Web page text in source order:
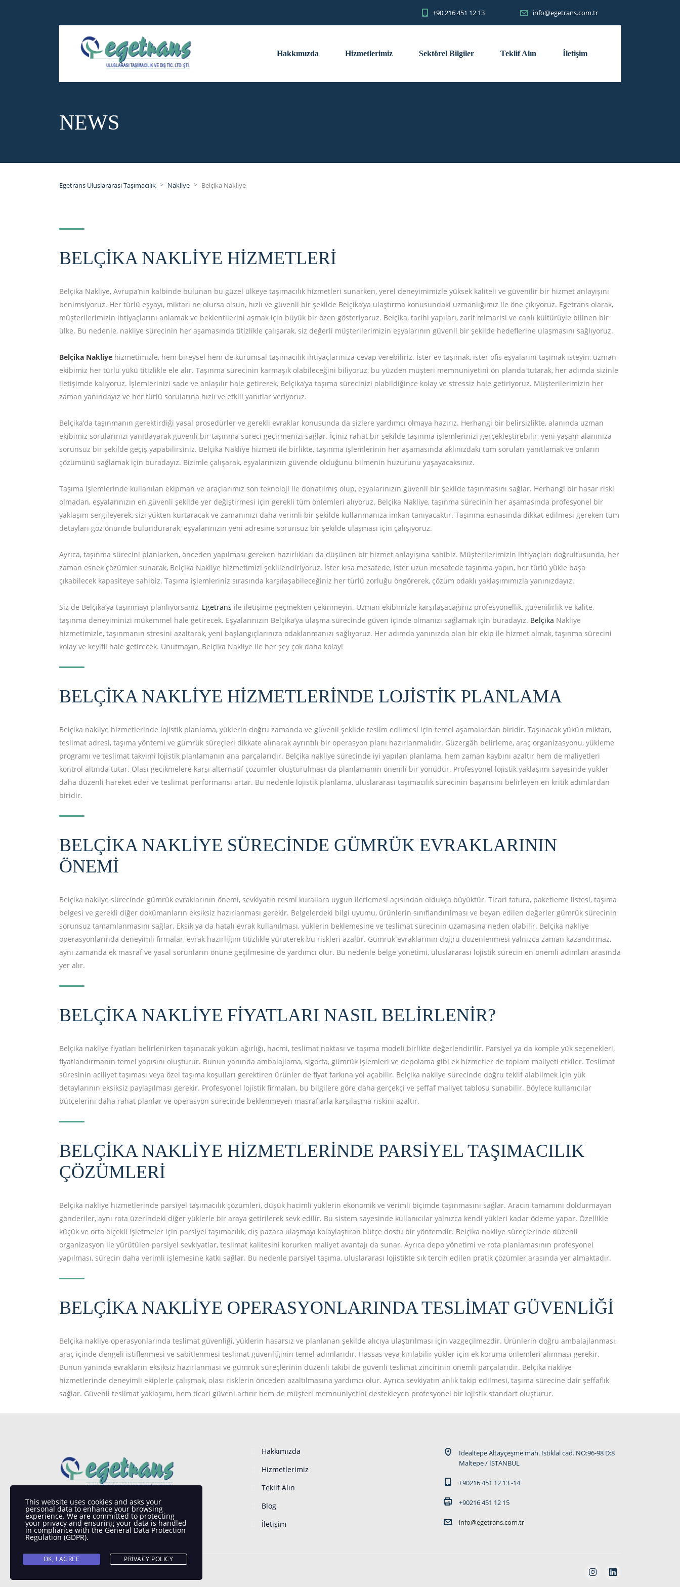
+90 216 451 12 13 info@egetrans.com.tr
Hakkımızda Hizmetlerimiz Sektörel Bilgiler Teklif Alın İletişim
NEWS
Egetrans Uluslararası Taşımacılık > Nakliye > Belçika Nakliye
BELÇIKA NAKLIYE HIZMETLERI
Belçika Nakliye, Avrupa’nın kalbinde bulunan bu güzel ülkeye taşımacılık hizmetleri sunarken, yerel deneyimimizle yüksek kaliteli ve güvenilir bir hizmet anlayışını
benimsiyoruz. Her türlü eşyayı, miktarı ne olursa olsun, hızlı ve güvenli bir şekilde Belçika’ya ulaştırma konusundaki uzmanlığımız ile öne çıkıyoruz. Egetrans olarak,
müşterilerimizin ihtiyaçlarını anlamak ve beklentilerini aşmak için büyük bir özen gösteriyoruz. Belçika, tarihi yapıları, zarif mimarisi ve canlı kültürüyle bilinen bir
ülke. Bu nedenle, nakliye sürecinin her aşamasında titizlikle çalışarak, siz değerli müşterilerimizin eşyalarının güvenli bir şekilde hedeflerine ulaşmasını sağlıyoruz.
Belçika Nakliye hizmetimizle, hem bireysel hem de kurumsal taşımacılık ihtiyaçlarınıza cevap verebiliriz. İster ev taşımak, ister ofis eşyalarını taşımak isteyin, uzman
ekibimiz her türlü yükü titizlikle ele alır. Taşınma sürecinin karmaşık olabileceğini biliyoruz, bu yüzden müşteri memnuniyetini ön planda tutarak, her adımda sizinle
iletişimde kalıyoruz. İşlemlerinizi sade ve anlaşılır hale getirerek, Belçika’ya taşıma sürecinizi olabildiğince kolay ve stressiz hale getiriyoruz. Müşterilerimizin her
zaman yanındayız ve her türlü sorularına hızlı ve etkili yanıtlar veriyoruz.
Belçika’da taşınmanın gerektirdiği yasal prosedürler ve gerekli evraklar konusunda da sizlere yardımcı olmaya hazırız. Herhangi bir belirsizlikte, alanında uzman
ekibimiz sorularınızı yanıtlayarak güvenli bir taşınma süreci geçirmenizi sağlar. İçiniz rahat bir şekilde taşınma işlemlerinizi gerçekleştirebilir, yeni yaşam alanınıza
sorunsuz bir şekilde geçiş yapabilirsiniz. Belçika Nakliye hizmeti ile birlikte, taşınma işlemlerinin her aşamasında aklınızdaki tüm soruları yanıtlamak ve onların
çözümünü sağlamak için buradayız. Bizimle çalışarak, eşyalarınızın güvende olduğunu bilmenin huzurunu yaşayacaksınız.
Taşıma işlemlerinde kullanılan ekipman ve araçlarımız son teknoloji ile donatılmış olup, eşyalarınızın güvenli bir şekilde taşınmasını sağlar. Herhangi bir hasar riski
olmadan, eşyalarınızın en güvenli şekilde yer değiştirmesi için gerekli tüm önlemleri alıyoruz. Belçika Nakliye, taşınma sürecinin her aşamasında profesyonel bir
yaklaşım sergileyerek, sizi yükten kurtaracak ve zamanınızı daha verimli bir şekilde kullanmanıza imkan tanıyacaktır. Taşınma esnasında dikkat edilmesi gereken tüm
detayları göz önünde bulundurarak, eşyalarınızın yeni adresine sorunsuz bir şekilde ulaşması için çalışıyoruz.
Ayrıca, taşınma sürecini planlarken, önceden yapılması gereken hazırlıkları da düşünen bir hizmet anlayışına sahibiz. Müşterilerimizin ihtiyaçları doğrultusunda, her
zaman esnek çözümler sunarak, Belçika Nakliye hizmetimizi şekillendiriyoruz. İster kısa mesafede, ister uzun mesafede taşınma yapın, her türlü yükle başa
çıkabilecek kapasiteye sahibiz. Taşıma işlemleriniz sırasında karşılaşabileceğiniz her türlü zorluğu öngörerek, çözüm odaklı yaklaşımımızla yanınızdayız.
Siz de Belçika’ya taşınmayı planlıyorsanız, Egetrans ile iletişime geçmekten çekinmeyin. Uzman ekibimizle karşılaşacağınız profesyonellik, güvenilirlik ve kalite,
taşınma deneyiminizi mükemmel hale getirecek. Eşyalarınızın Belçika’ya ulaşma sürecinde güven içinde olmanızı sağlamak için buradayız. Belçika Nakliye
hizmetimizle, taşınmanın stresini azaltarak, yeni başlangıçlarınıza odaklanmanızı sağlıyoruz. Her adımda yanınızda olan bir ekip ile hizmet almak, taşınma sürecini
kolay ve keyifli hale getirecek. Unutmayın, Belçika Nakliye ile her şey çok daha kolay!
BELÇIKA NAKLIYE HIZMETLERINDE LOJISTIK PLANLAMA
Belçika nakliye hizmetlerinde lojistik planlama, yüklerin doğru zamanda ve güvenli şekilde teslim edilmesi için temel aşamalardan biridir. Taşınacak yükün miktarı,
teslimat adresi, taşıma yöntemi ve gümrük süreçleri dikkate alınarak ayrıntılı bir operasyon planı hazırlanmalıdır. Güzergâh belirleme, araç organizasyonu, yükleme
programı ve teslimat takvimi lojistik planlamanın ana parçalarıdır. Belçika nakliye sürecinde iyi yapılan planlama, hem zaman kaybını azaltır hem de maliyetleri
kontrol altında tutar. Olası gecikmelere karşı alternatif çözümler oluşturulması da planlamanın önemli bir yönüdür. Profesyonel lojistik yaklaşımı sayesinde yükler
daha düzenli hareket eder ve teslimat performansı artar. Bu nedenle lojistik planlama, uluslararası taşımacılık sürecinin başarısını belirleyen en kritik adımlardan
biridir.
BELÇIKA NAKLIYE SÜRECINDE GÜMRÜK EVRAKLARININ
ÖNEMI
Belçika nakliye sürecinde gümrük evraklarının önemi, sevkiyatın resmi kurallara uygun ilerlemesi açısından oldukça büyüktür. Ticari fatura, paketleme listesi, taşıma
belgesi ve gerekli diğer dokümanların eksiksiz hazırlanması gerekir. Belgelerdeki bilgi uyumu, ürünlerin sınıflandırılması ve beyan edilen değerler gümrük sürecinin
sorunsuz tamamlanmasını sağlar. Eksik ya da hatalı evrak kullanılması, yüklerin beklemesine ve teslimat sürecinin uzamasına neden olabilir. Belçika nakliye
operasyonlarında deneyimli firmalar, evrak hazırlığını titizlikle yürüterek bu riskleri azaltır. Gümrük evraklarının doğru düzenlenmesi yalnızca zaman kazandırmaz,
aynı zamanda ek masraf ve yasal sorunların önüne geçilmesine de yardımcı olur. Bu nedenle belge yönetimi, uluslararası lojistik sürecin en önemli adımları arasında
yer alır.
BELÇIKA NAKLIYE FIYATLARI NASIL BELIRLENIR?
Belçika nakliye fiyatları belirlenirken taşınacak yükün ağırlığı, hacmi, teslimat noktası ve taşıma modeli birlikte değerlendirilir. Parsiyel ya da komple yük seçenekleri,
fiyatlandırmanın temel yapısını oluşturur. Bunun yanında ambalajlama, sigorta, gümrük işlemleri ve depolama gibi ek hizmetler de toplam maliyeti etkiler. Teslimat
süresinin aciliyet taşıması veya özel taşıma koşulları gerektiren ürünler de fiyat farkına yol açabilir. Belçika nakliye sürecinde doğru teklif alabilmek için yük
detaylarının eksiksiz paylaşılması gerekir. Profesyonel lojistik firmaları, bu bilgilere göre daha gerçekçi ve şeffaf maliyet tablosu sunabilir. Böylece kullanıcılar
bütçelerini daha rahat planlar ve operasyon sürecinde beklenmeyen masraflarla karşılaşma riskini azaltır.
BELÇIKA NAKLIYE HIZMETLERINDE PARSIYEL TAŞIMACILIK
ÇÖZÜMLERI
Belçika nakliye hizmetlerinde parsiyel taşımacılık çözümleri, düşük hacimli yüklerin ekonomik ve verimli biçimde taşınmasını sağlar. Aracın tamamını doldurmayan
gönderiler, aynı rota üzerindeki diğer yüklerle bir araya getirilerek sevk edilir. Bu sistem sayesinde kullanıcılar yalnızca kendi yükleri kadar ödeme yapar. Özellikle
küçük ve orta ölçekli işletmeler için parsiyel taşımacılık, dış pazara ulaşmayı kolaylaştıran bütçe dostu bir yöntemdir. Belçika nakliye süreçlerinde düzenli
organizasyon ile yürütülen parsiyel sevkiyatlar, teslimat kalitesini korurken maliyet avantajı da sunar. Ayrıca depo yönetimi ve rota planlamasının profesyonel
yapılması, sürecin daha verimli işlemesine katkı sağlar. Bu nedenle parsiyel taşıma, uluslararası lojistikte sık tercih edilen pratik çözümler arasında yer almaktadır.
BELÇIKA NAKLIYE OPERASYONLARINDA TESLIMAT GÜVENLIĞI
Belçika nakliye operasyonlarında teslimat güvenliği, yüklerin hasarsız ve planlanan şekilde alıcıya ulaştırılması için vazgeçilmezdir. Ürünlerin doğru ambalajlanması,
araç içinde dengeli istiflenmesi ve sabitlenmesi teslimat güvenliğinin temel adımlarıdır. Hassas veya kırılabilir yükler için ek koruma önlemleri alınması gerekir.
Bunun yanında evrakların eksiksiz hazırlanması ve gümrük süreçlerinin düzenli takibi de güvenli teslimat zincirinin önemli parçalarıdır. Belçika nakliye
hizmetlerinde deneyimli ekiplerle çalışmak, olası risklerin önceden azaltılmasına yardımcı olur. Ayrıca sevkiyatın anlık takip edilmesi, taşıma sürecine dair şeffaflık
sağlar. Güvenli teslimat yaklaşımı, hem ticari güveni artırır hem de müşteri memnuniyetini destekleyen profesyonel bir lojistik standart oluşturur.
Hakkımızda
Hizmetlerimiz
Teklif Alın
Blog
İletişim
İdealtepe Altayçeşme mah. İstiklal cad. NO:96-98 D:8
Maltepe / İSTANBUL
+90216 451 12 13 -14
+90216 451 12 15
info@egetrans.com.tr
This website uses cookies and asks your
personal data to enhance your browsing
experience. We are committed to protecting
your privacy and ensuring your data is handled
in compliance with the General Data Protection
Regulation (GDPR).
OK, I AGREE PRIVACY POLICY